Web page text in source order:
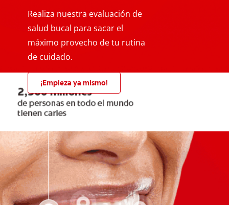
Realiza nuestra evaluación de
salud bucal para sacar el
máximo provecho de tu rutina
de cuidado.
¡Empieza ya mismo!